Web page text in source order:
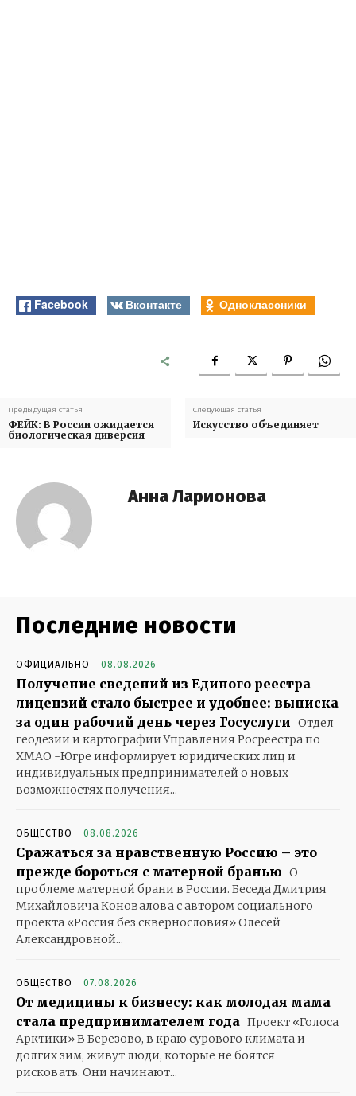
Facebook Вконтакте Одноклассники
Предыдущая статья
ФЕЙК: В России ожидается
биологическая диверсия
Следующая статья
Искусство объединяет
Анна Ларионова
Последние новости
ОФИЦИАЛЬНО 08.08.2026
Получение сведений из Единого реестра
лицензий стало быстрее и удобнее: выписка
за один рабочий день через Госуслуги Отдел
геодезии и картографии Управления Росреестра по
ХМАО -Югре информирует юридических лиц и
индивидуальных предпринимателей о новых
возможностях получения...
ОБЩЕСТВО 08.08.2026
Сражаться за нравственную Россию – это
прежде бороться с матерной бранью О
проблеме матерной брани в России. Беседа Дмитрия
Михайловича Коновалова с автором социального
проекта «Россия без сквернословия» Олесей
Александровной...
ОБЩЕСТВО 07.08.2026
От медицины к бизнесу: как молодая мама
стала предпринимателем года Проект «Голоса
Арктики» В Березово, в краю сурового климата и
долгих зим, живут люди, которые не боятся
рисковать. Они начинают...